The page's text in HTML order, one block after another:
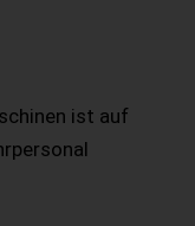
ist auf